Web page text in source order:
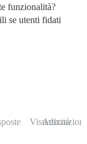
funzionalità?
se utenti fidati
Visualizzazioni
Attività